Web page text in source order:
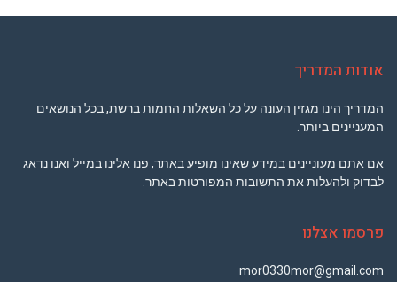
אודות המדריך
המדריך הינו מגזין העונה על כל השאלות החמות ברשת, בכל הנושאים
המעניינים ביותר.
אם אתם מעוניינים במידע שאינו מופיע באתר, פנו אלינו במייל ואנו נדאג
לבדוק ולהעלות את התשובות המפורטות באתר.
פרסמו אצלנו
mor0330mor@gmail.com